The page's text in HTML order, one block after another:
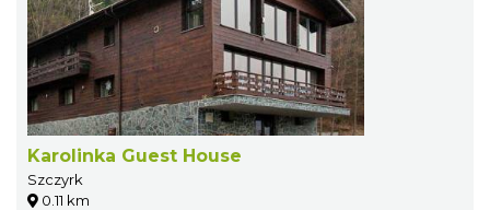
Karolinka Guest House
Szczyrk
0.11 km